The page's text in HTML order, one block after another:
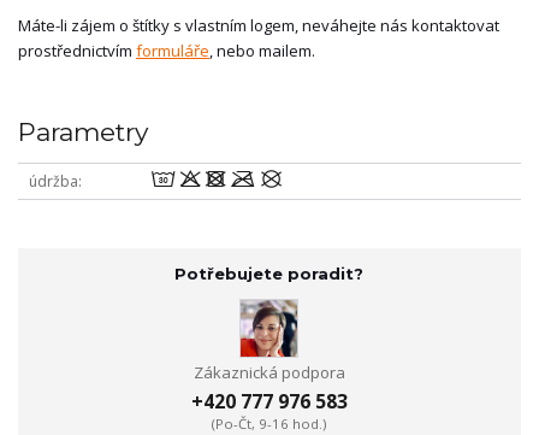
Máte-li zájem o štítky s vlastním logem, neváhejte nás kontaktovat
prostřednictvím formuláře, nebo mailem.
Parametry
údržba wodmU
Potřebujete poradit?
Zákaznická podpora
+420 777 976 583
(Po-Čt, 9-16 hod.)